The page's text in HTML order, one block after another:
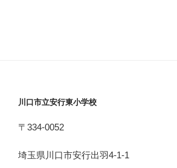
川口市立安行東小学校
〒334-0052
埼玉県川口市安行出羽4-1-1